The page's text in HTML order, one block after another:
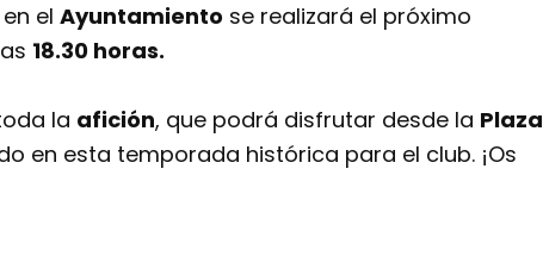
el Ayuntamiento se realizará el próximo
18.30 horas.
la afición, que podrá disfrutar desde la Plaza
en esta temporada histórica para el club. ¡Os